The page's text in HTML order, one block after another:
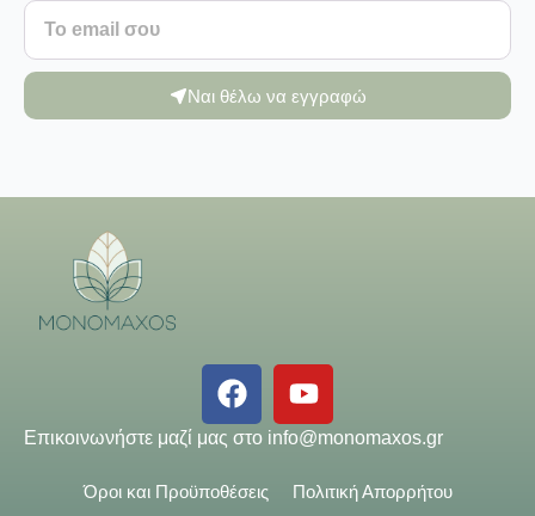
Ναι θέλω να εγγραφώ
Επικοινωνήστε μαζί μας στο info@monomaxos.gr
Όροι και Προϋποθέσεις Πολιτική Απορρήτου